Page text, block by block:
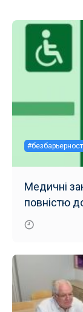
Медичні
повністю
груп